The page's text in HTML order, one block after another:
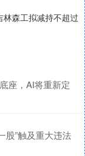
森工拟减持不超过
座，AI将重新定
股”触及重大违法